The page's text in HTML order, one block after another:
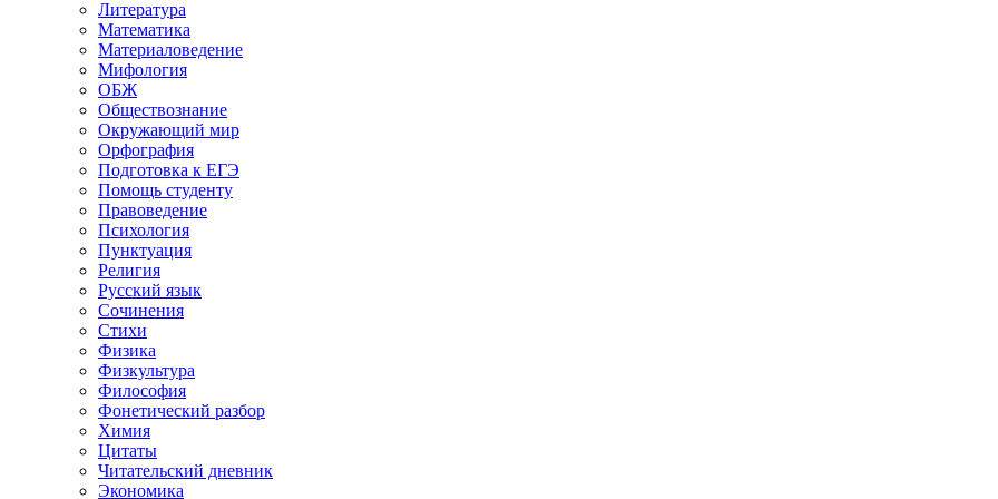
Литература
Математика
Материаловедение
Мифология
ОБЖ
Обществознание
Окружающий мир
Орфография
Подготовка к ЕГЭ
Помощь студенту
Правоведение
Психология
Пунктуация
Религия
Русский язык
Сочинения
Стихи
Физика
Физкультура
Философия
Фонетический разбор
Химия
Цитаты
Читательский дневник
Экономика